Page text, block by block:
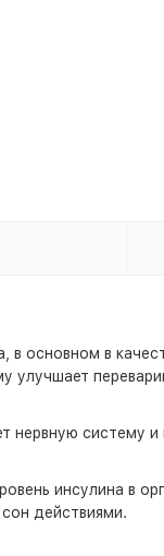
в основном в
улучшает
нервную систему
инсулина в
действиями.